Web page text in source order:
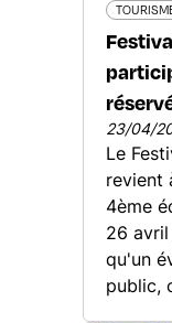
23/04/
Le
revient
4ème
26 avril
qu'un
public,